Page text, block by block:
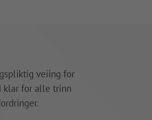
veiing for
klar for alle trinn